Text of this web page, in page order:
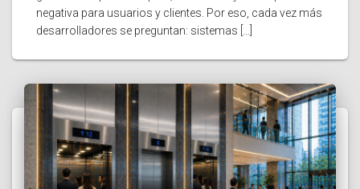
negativa para usuarios y clientes. Por eso, cada vez más
desarrolladores se preguntan: sistemas […]